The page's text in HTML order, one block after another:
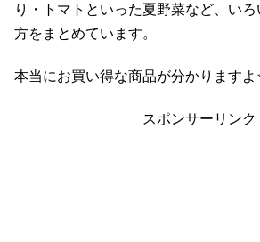
り・トマトといった夏野菜など、い
方をまとめています。
本当にお買い得な商品が分かります
スポンサーリンク